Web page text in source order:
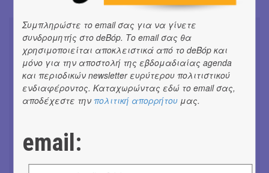
Don't Let Me Be Misunderstood |
Alexandros Livitsanos, Willem
Dafoe, Czech Studio Orchestra |
Από το soundtrack της ταινίας "The
Συμπληρώστε το email σας για να γίνετε
συνδρομητής στο deBόp. Το email σας θα
χρησιμοποιείται αποκλειστικά από το deBόp και
μόνο για την αποστολή της εβδομαδιαίας agenda
και περιοδικών newsletter ευρύτερου πολιτιστικού
ενδιαφέροντος. Καταχωρώντας εδώ το email σας,
αποδέχεστε την πολιτική απορρήτου μας.
email: